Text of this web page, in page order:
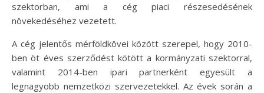
szektorban, ami a cég piaci részesedésének
növekedéséhez vezetett.
A cég jelentős mérföldkövei között szerepel, hogy 2010-
ben öt éves szerződést kötött a kormányzati szektorral,
valamint 2014-ben ipari partnerként egyesült a
legnagyobb nemzetközi szervezetekkel. Az évek során a